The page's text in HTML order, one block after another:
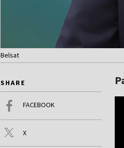
Belsat
SHARE
FACEBOOK
X